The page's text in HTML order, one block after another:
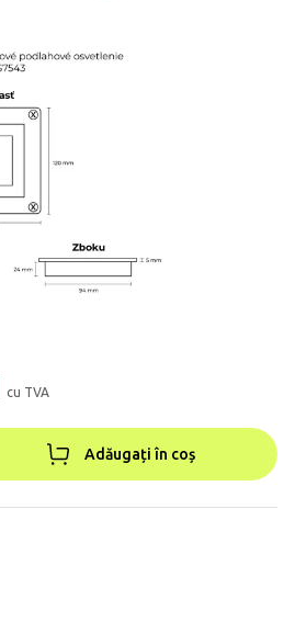
cu TVA
Adăugați în coș